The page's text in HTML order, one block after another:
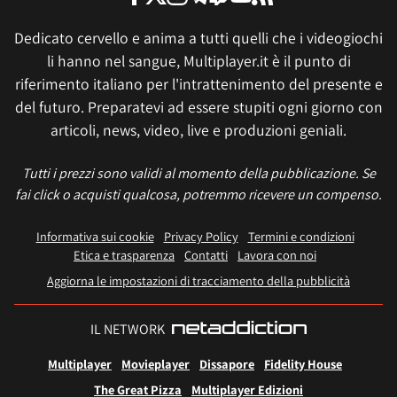
Dedicato cervello e anima a tutti quelli che i videogiochi
li hanno nel sangue, Multiplayer.it è il punto di
riferimento italiano per l'intrattenimento del presente e
del futuro. Preparatevi ad essere stupiti ogni giorno con
articoli, news, video, live e produzioni geniali.
Tutti i prezzi sono validi al momento della pubblicazione. Se
fai click o acquisti qualcosa, potremmo ricevere un compenso.
Informativa sui cookie Privacy Policy
Termini e condizioni
Etica e trasparenza Contatti
Lavora con noi
Aggiorna le impostazioni di tracciamento della pubblicità
IL NETWORK
Multiplayer Movieplayer Dissapore
Fidelity House
The Great Pizza
Multiplayer Edizioni